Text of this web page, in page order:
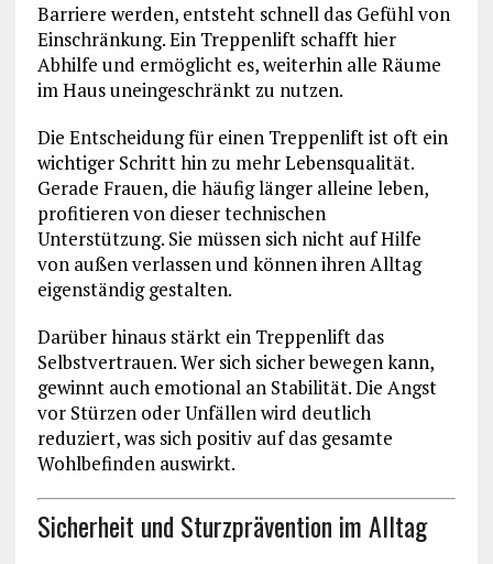
Barriere werden, entsteht schnell das Gefühl von
Einschränkung. Ein Treppenlift schafft hier
Abhilfe und ermöglicht es, weiterhin alle Räume
im Haus uneingeschränkt zu nutzen.
Die Entscheidung für einen Treppenlift ist oft ein
wichtiger Schritt hin zu mehr Lebensqualität.
Gerade Frauen, die häufig länger alleine leben,
profitieren von dieser technischen
Unterstützung. Sie müssen sich nicht auf Hilfe
von außen verlassen und können ihren Alltag
eigenständig gestalten.
Darüber hinaus stärkt ein Treppenlift das
Selbstvertrauen. Wer sich sicher bewegen kann,
gewinnt auch emotional an Stabilität. Die Angst
vor Stürzen oder Unfällen wird deutlich
reduziert, was sich positiv auf das gesamte
Wohlbefinden auswirkt.
Sicherheit und Sturzprävention im Alltag